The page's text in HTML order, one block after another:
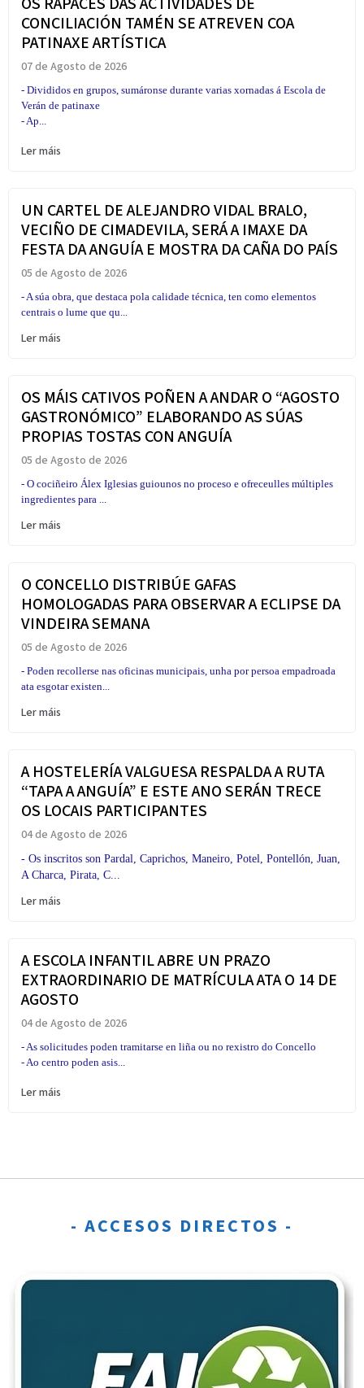
CONCILIACIÓN TAMÉN SE ATREVEN COA
PATINAXE ARTÍSTICA
07 de Agosto de 2026
- Divididos en grupos, sumáronse durante varias xornadas á Escola de
Verán de patinaxe
- Ap...
Ler máis
UN CARTEL DE ALEJANDRO VIDAL BRALO,
VECIÑO DE CIMADEVILA, SERÁ A IMAXE DA
FESTA DA ANGUÍA E MOSTRA DA CAÑA DO PAÍS
05 de Agosto de 2026
- A súa obra, que destaca pola calidade técnica, ten como elementos
centrais o lume que qu...
Ler máis
OS MÁIS CATIVOS POÑEN A ANDAR O “AGOSTO
GASTRONÓMICO” ELABORANDO AS SÚAS
PROPIAS TOSTAS CON ANGUÍA
05 de Agosto de 2026
- O cociñeiro Álex Iglesias guiounos no proceso e ofreceulles múltiples
ingredientes para ...
Ler máis
O CONCELLO DISTRIBÚE GAFAS
HOMOLOGADAS PARA OBSERVAR A ECLIPSE DA
VINDEIRA SEMANA
05 de Agosto de 2026
- Poden recollerse nas oficinas municipais, unha por persoa empadroada
ata esgotar existen...
Ler máis
A HOSTELERÍA VALGUESA RESPALDA A RUTA
“TAPA A ANGUÍA” E ESTE ANO SERÁN TRECE
OS LOCAIS PARTICIPANTES
04 de Agosto de 2026
- Os inscritos son Pardal, Caprichos, Maneiro, Potel, Pontellón, Juan,
A Charca, Pirata, C...
Ler máis
A ESCOLA INFANTIL ABRE UN PRAZO
EXTRAORDINARIO DE MATRÍCULA ATA O 14 DE
AGOSTO
04 de Agosto de 2026
- As solicitudes poden tramitarse en liña ou no rexistro do Concello
- Ao centro poden asis...
Ler máis
- ACCESOS DIRECTOS -